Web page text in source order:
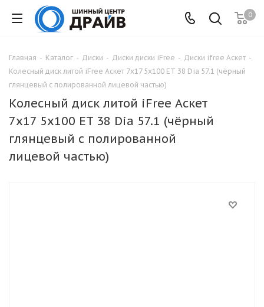
0
Главная - Каталог - Диски - Диски диски iFree - Диски ifree Аскет -
Колесный диск литой iFree Аскет 7x17 5x100 ET 38 Dia 57.1 (чёрный
глянцевый с полированной лицевой частью)
Колесный диск литой iFree Аскет
7x17 5x100 ET 38 Dia 57.1 (чёрный
глянцевый с полированной
лицевой частью)